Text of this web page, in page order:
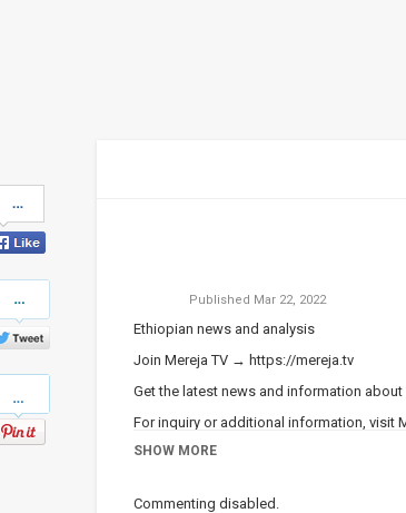
on
Facebook
on
Twitter
Published Mar 22, 2022
Ethiopian news and analysis
Join Mereja TV → https://mereja.tv
Get the latest news and information
For inquiry or additional information, visit
Mereja presents Ethiopian news,
Category Ethiopian News
SHOW MORE
Commenting disabled.